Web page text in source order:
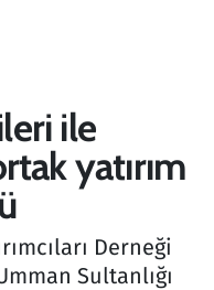
ile
yatırım
Derneği
Sultanlığı